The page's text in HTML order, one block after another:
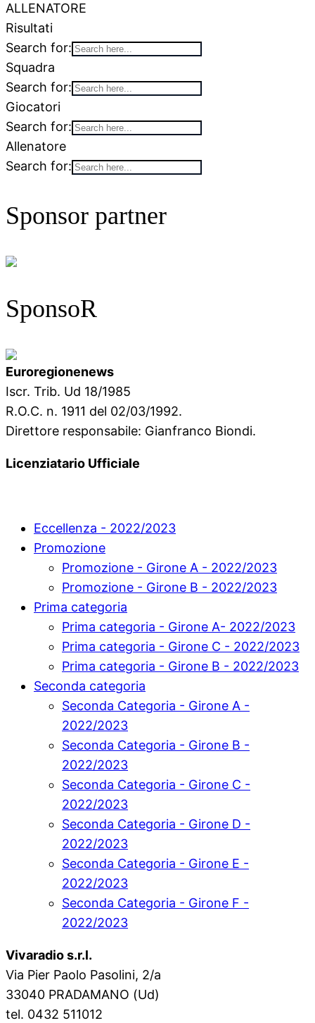
ALLENATORE
Risultati
Search for:
Squadra
Search for:
Giocatori
Search for:
Allenatore
Search for:
Sponsor partner
SponsoR
Euroregionenews
Iscr. Trib. Ud 18/1985
R.O.C. n. 1911 del 02/03/1992.
Direttore responsabile: Gianfranco Biondi.
Licenziatario Ufficiale
Eccellenza - 2022/2023
Promozione
Promozione - Girone A - 2022/2023
Promozione - Girone B - 2022/2023
Prima categoria
Prima categoria - Girone A- 2022/2023
Prima categoria - Girone C - 2022/2023
Prima categoria - Girone B - 2022/2023
Seconda categoria
Seconda Categoria - Girone A -
2022/2023
Seconda Categoria - Girone B -
2022/2023
Seconda Categoria - Girone C -
2022/2023
Seconda Categoria - Girone D -
2022/2023
Seconda Categoria - Girone E -
2022/2023
Seconda Categoria - Girone F -
2022/2023
Vivaradio s.r.l.
Via Pier Paolo Pasolini, 2/a
33040 PRADAMANO (Ud)
tel. 0432 511012